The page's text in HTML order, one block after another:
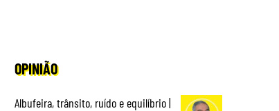
OPINIÃO
Albufeira, trânsito, ruído e equilíbrio |